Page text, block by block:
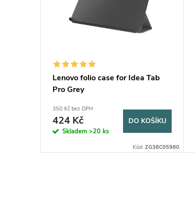
Lenovo folio case for Idea Tab
Pro Grey
350 Kč bez DPH
424 Kč
Skladem >20 ks
DO KOŠÍKU
Kód: ZG38C05980